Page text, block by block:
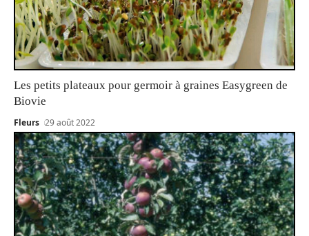
Les petits plateaux pour germoir à graines Easygreen de
Biovie
Fleurs 29 août 2022